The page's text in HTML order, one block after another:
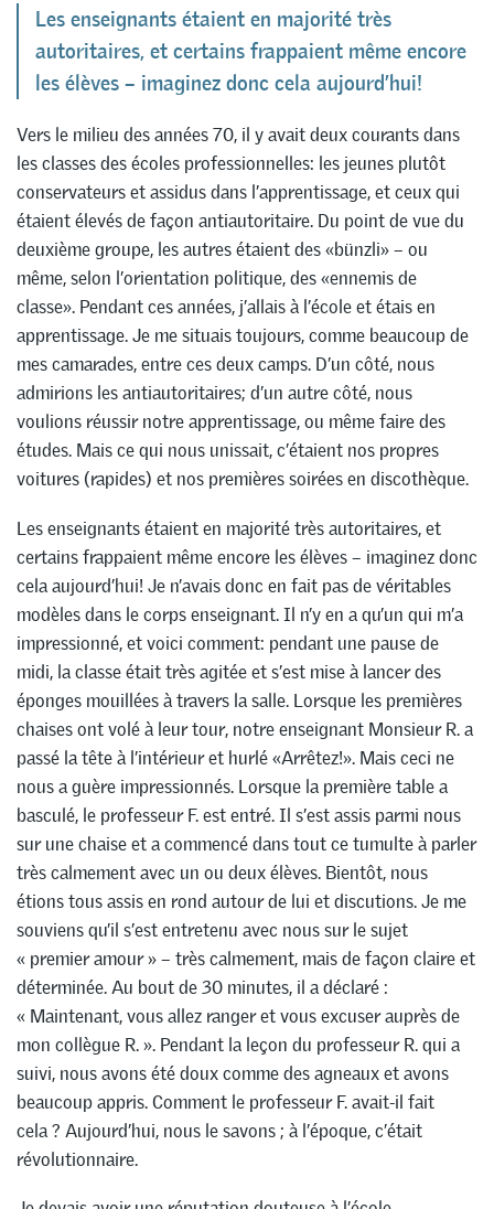
Les enseignants étaient en majorité très
autoritaires, et certains frappaient même encore
les élèves – imaginez donc cela aujourd’hui!
Vers le milieu des années 70, il y avait deux courants dans
les classes des écoles professionnelles: les jeunes plutôt
conservateurs et assidus dans l’apprentissage, et ceux qui
étaient élevés de façon antiautoritaire. Du point de vue du
deuxième groupe, les autres étaient des «bünzli» – ou
même, selon l’orientation politique, des «ennemis de
classe». Pendant ces années, j’allais à l’école et étais en
apprentissage. Je me situais toujours, comme beaucoup de
mes camarades, entre ces deux camps. D’un côté, nous
admirions les antiautoritaires; d’un autre côté, nous
voulions réussir notre apprentissage, ou même faire des
études. Mais ce qui nous unissait, c’étaient nos propres
voitures (rapides) et nos premières soirées en discothèque.
Les enseignants étaient en majorité très autoritaires, et
certains frappaient même encore les élèves – imaginez donc
cela aujourd’hui! Je n’avais donc en fait pas de véritables
modèles dans le corps enseignant. Il n’y en a qu’un qui m’a
impressionné, et voici comment: pendant une pause de
midi, la classe était très agitée et s’est mise à lancer des
éponges mouillées à travers la salle. Lorsque les premières
chaises ont volé à leur tour, notre enseignant Monsieur R. a
passé la tête à l’intérieur et hurlé «Arrêtez!». Mais ceci ne
nous a guère impressionnés. Lorsque la première table a
basculé, le professeur F. est entré. Il s’est assis parmi nous
sur une chaise et a commencé dans tout ce tumulte à parler
très calmement avec un ou deux élèves. Bientôt, nous
étions tous assis en rond autour de lui et discutions. Je me
souviens qu’il s’est entretenu avec nous sur le sujet
« premier amour » – très calmement, mais de façon claire et
déterminée. Au bout de 30 minutes, il a déclaré :
« Maintenant, vous allez ranger et vous excuser auprès de
mon collègue R. ». Pendant la leçon du professeur R. qui a
suivi, nous avons été doux comme des agneaux et avons
beaucoup appris. Comment le professeur F. avait-il fait
cela ? Aujourd’hui, nous le savons ; à l’époque, c’était
révolutionnaire.